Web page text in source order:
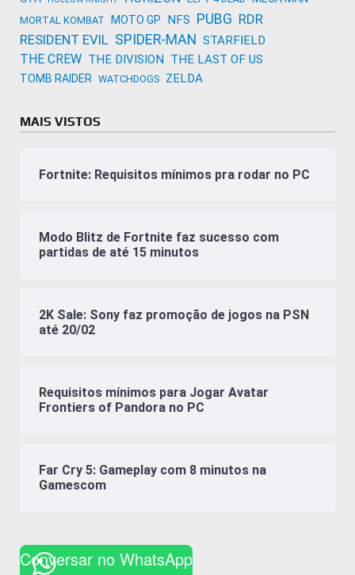
MORTAL KOMBAT MOTO GP NFS PUBG RDR
RESIDENT EVIL SPIDER-MAN STARFIELD
THE CREW THE DIVISION THE LAST OF US
TOMB RAIDER WATCHDOGS ZELDA
MAIS VISTOS
Fortnite: Requisitos mínimos pra rodar no PC
Modo Blitz de Fortnite faz sucesso com
partidas de até 15 minutos
2K Sale: Sony faz promoção de jogos na PSN
até 20/02
Requisitos mínimos para Jogar Avatar
Frontiers of Pandora no PC
Far Cry 5: Gameplay com 8 minutos na
Gamescom
Conversar no WhatsApp